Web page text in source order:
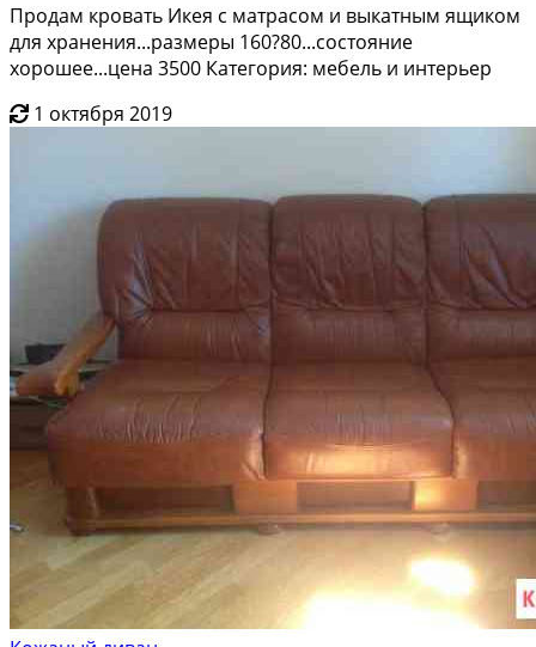
Продам кровать Икея с матрасом и выкатным ящиком
для хранения...размеры 160?80...состояние
хорошее...цена 3500 Категория: мебель и интерьер
1 октября 2019